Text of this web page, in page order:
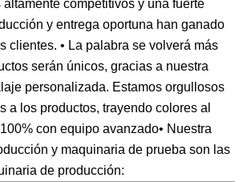
competitivos y una fuerte
y entrega oportuna han ganado
clientes. • La palabra se volverá más
serán únicos, gracias a nuestra
personalizada. Estamos orgullosos
a los productos, trayendo colores al
con equipo avanzado• Nuestra
y maquinaria de prueba son las
de producción: